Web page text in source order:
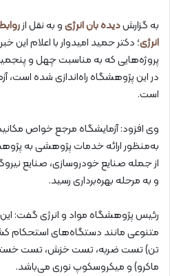
به گزارشدیده بان انرژیو به نقل از
انرژی؛ دکتر حمید امیدوار با اعلام این
پروژه‌هایی که به مناسبت چهل و
در این پژوهشگاه راه‌اندازی شده
است.
وی افزود: آزمایشگاه مرجع خواص
به‌منظور ارائه خدمات پژوهشی به
از جمله صنایع خودروسازی، صنایع
و به مرحله بهره‌برداری رسید.
رئیس پژوهشگاه مواد و انرژی گفت:
تن) تست ضربه، تست خزش، تست
ماکرو) و میکروسکوپ نوری می‌باشد.